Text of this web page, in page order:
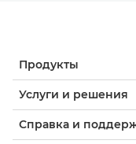
Продукты
Услуги и решения
Справка и